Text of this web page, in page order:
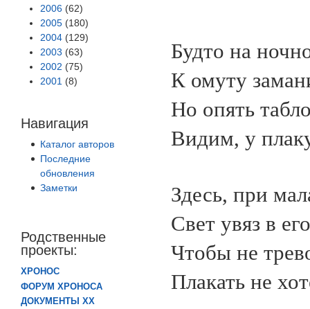
2006 (62)
2005 (180)
2004 (129)
2003 (63)
2002 (75)
2001 (8)
Навигация
Каталог авторов
Последние
обновления
Заметки
Родственные
проекты:
ХРОНОС
ФОРУМ ХРОНОСА
ДОКУМЕНТЫ XX
Будто на
К омуту
Но опять
Видим, у
Здесь, при
Свет увяз в
Чтобы не
Плакать не